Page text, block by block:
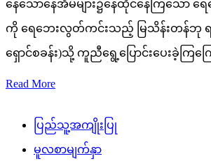
နေသောနေအိမ်များ၌နေထိုင်နေကြသော ရ
ကို ရေဘေးလွတ်ကင်းသည့် မြသိန်းတန်ဘု ရ
ရှောင်စခန်း)သို့ ကူညီရွေ့ပြောင်းပေးခဲ့ကြ
Read More
ပြည်သူ့အကျိုးပြု
မူလစာမျက်နှာ